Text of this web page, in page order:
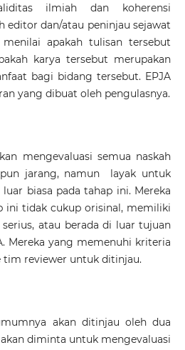
ilmiah dan koherensi
editor dan/atau peninjau sejawat
apakah tulisan tersebut
karya tersebut merupakan
bagi bidang tersebut. EPJA
yang dibuat oleh pengulasnya.
mengevaluasi semua naskah
jarang, namun layak untuk
biasa pada tahap ini. Mereka
ini tidak cukup orisinal, memiliki
atau berada di luar tujuan
Mereka yang memenuhi kriteria
reviewer untuk ditinjau.
akan ditinjau oleh dua
diminta untuk mengevaluasi